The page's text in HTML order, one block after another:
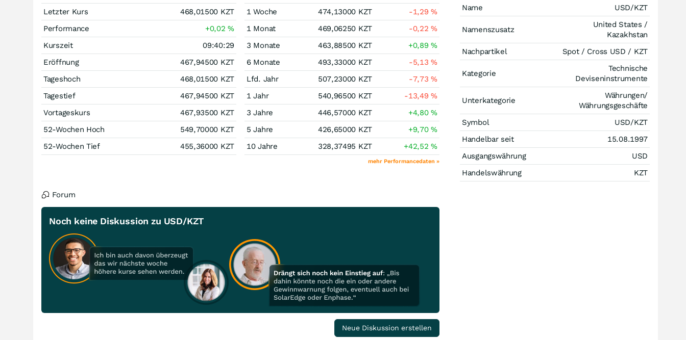
Letzter Kurs
468,01500 KZT
Performance
+0,02%
Kurszeit
09:40:29
Eröffnung
467,94500 KZT
Tageshoch
468,01500 KZT
Tagestief
467,94500 KZT
Vortageskurs
467,93500 KZT
52-Wochen Hoch
549,70000 KZT
52-Wochen Tief
455,36000 KZT
1 Woche
474,13000 KZT -1,29%
1 Monat
469,06250 KZT -0,22%
3 Monate
463,88500 KZT +0,89%
6 Monate
493,33000 KZT -5,13%
Lfd. Jahr
507,23000 KZT -7,73%
1 Jahr
540,96500 KZT -13,49%
3 Jahre
446,57000 KZT +4,80%
5 Jahre
426,65000 KZT +9,70%
10 Jahre
328,37495 KZT +42,52%
mehr Performancedaten »
Forum
Noch keine Diskussion zu USD/KZT
Neue Diskussion erstellen
Name USD/KZT
Namenszusatz
United States /
Kazakhstan
Nachpartikel
Spot / Cross USD / KZT
Kategorie
Technische
Deviseninstrumente
Unterkategorie
Währungen/
Währungsgeschäfte
Symbol
USD/KZT
Handelbar seit
15.08.1997
Ausgangswährung
USD
Handelswährung
KZT